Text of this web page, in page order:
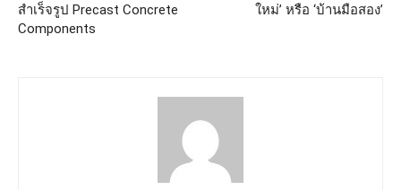
สำเร็จรูป Precast Concrete
Components
ใหม่’ หรือ ‘บ้านมือสอง’